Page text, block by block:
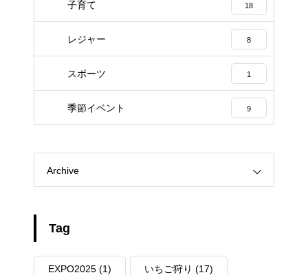
子育て 18
レジャー 8
スポーツ 1
季節イベント 9
Archive
Tag
EXPO2025 (1) いちご狩り (17)